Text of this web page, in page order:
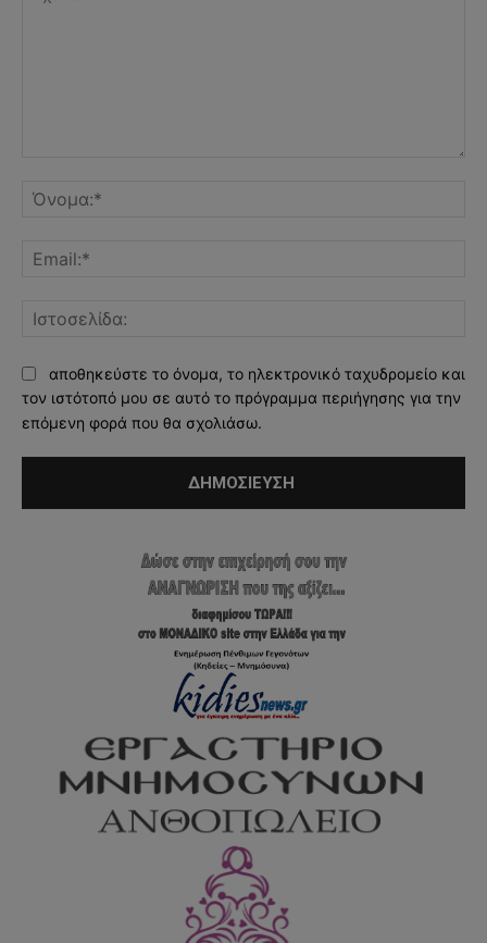
αποθηκεύστε το όνομα, το ηλεκτρονικό ταχυδρομείο και
τον ιστότοπό μου σε αυτό το πρόγραμμα περιήγησης για την
επόμενη φορά που θα σχολιάσω.